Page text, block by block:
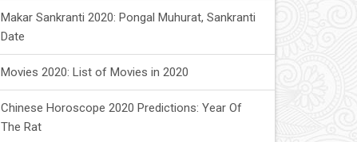
Makar Sankranti 2020: Pongal Muhurat, Sankranti
Date
Movies 2020: List of Movies in 2020
Chinese Horoscope 2020 Predictions: Year Of
The Rat